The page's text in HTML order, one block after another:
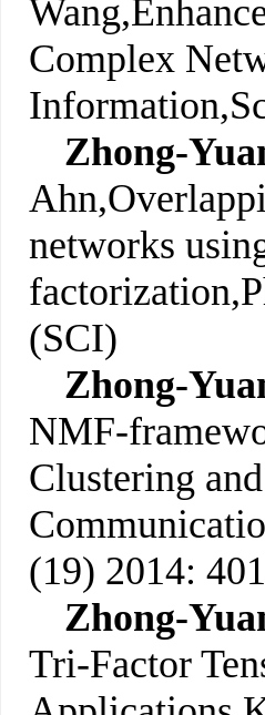
Wang,
Complex
Information,
Zhong-
Ahn,
networks
factorization,
(SCI)
Zhong-
NMF-
Clustering
(19) 2014:
Zhong-
Tri-Factor